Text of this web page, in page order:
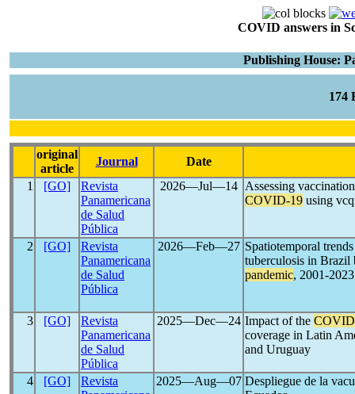
COVID answers in
Publishing House:
174
original
article
Journal
Date
1
[GO]
Revista
Panamericana
de Salud
Pública
2026―Jul―14
Assessing
COVID-19 using
2 [GO]
Revista
Panamericana
de Salud
Pública
2026―Feb―27 Spatiotemporal
tuberculosis in Brazil
pandemic, 2001-2023
3 [GO]
Revista
Panamericana
de Salud
Pública
2025―Dec―24 Impact of the
coverage in Latin
and Uruguay
4 [GO]
Revista
2025―Aug―07 Despliegue de la